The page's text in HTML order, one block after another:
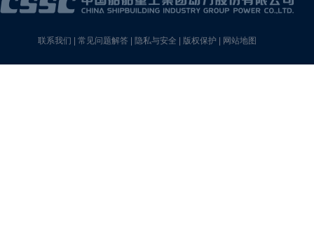
联系我们 常见问题解答 隐私与安全 版权保护 网站地图